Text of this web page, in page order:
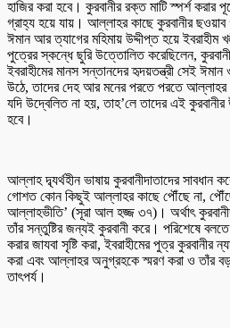
হাজির করা হবে। কুরবানীর রক্ত মাটি স্পর্শ করার
গ্রাহ্য হয়ে যায়। আল্লাহর কাছে কুরবানীর
ঈমান আর ত্যাগের মহিমায় উদ্দীপ্ত হয়ে ইবরাহীম
পুত্রের স্কন্ধে ছুরি উত্তোলিত করেছিলেন,
ইবরাহীমের মানস সন্তানদের হৃদয়তন্ত্রী সেই
উঠে, তাদের দেহ আর মনের পরতে পরতে
যদি উদ্বেলিত না হয়, তাহ’লে তাদের এই
হবে।
আল্লাহ দ্ব্যর্থহীন ভাষায় কুরবানীদাতাদের সাবধান
গোশত কোন কিছুই আল্লাহর কাছে পৌঁছে না,
আল্লাহভীতি’ (সূরা আল হজ্জ ৩৭)। অর্থাৎ
তাঁর সন্তুষ্টির জন্যই কুরবানী করে। পরিশেষে
করার জাযবা সৃষ্টি করা, ইবরাহীমের পুত্র
করা এবং আল্লাহর অনুগ্রহকে স্মরণ করা ও তাঁর
তাৎপর্য।